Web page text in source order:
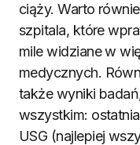
ciąży. Warto
szpitala, które
mile widziane w
medycznych.
także wyniki
wszystkim:
USG (najlepiej